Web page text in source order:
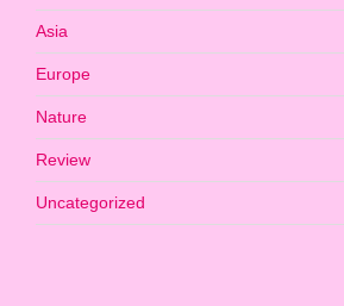
Asia
Europe
Nature
Review
Uncategorized